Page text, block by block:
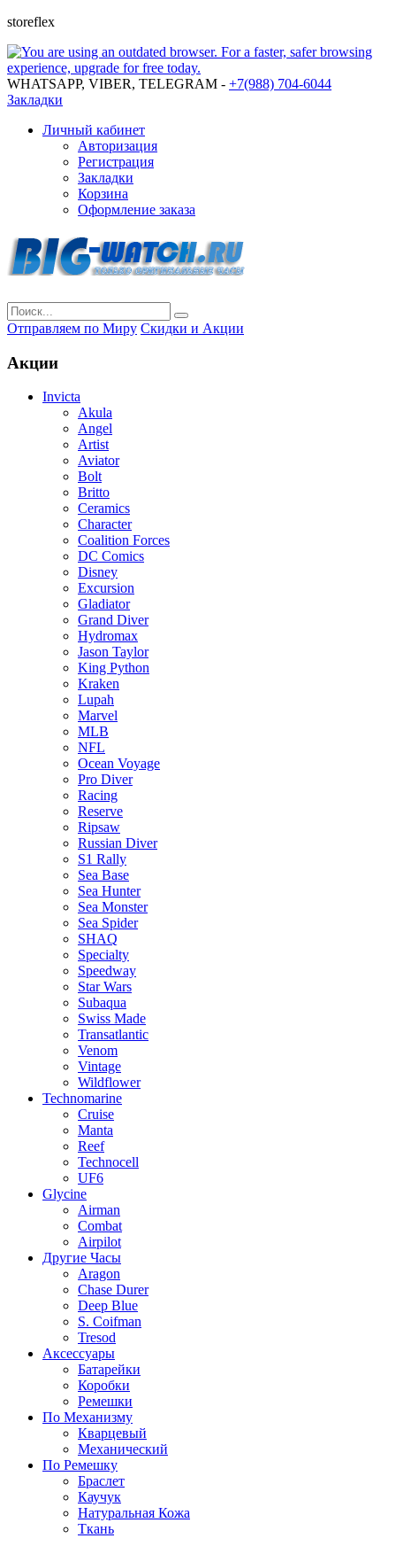
storeflex
WHATSAPP, VIBER, TELEGRAM - +7(988) 704-6044
Закладки
Личный кабинет
Авторизация
Регистрация
Закладки
Корзина
Оформление заказа
Отправляем по Миру Скидки и Акции
Акции
Invicta
Akula
Angel
Artist
Aviator
Bolt
Britto
Ceramics
Character
Coalition Forces
DC Comics
Disney
Excursion
Gladiator
Grand Diver
Hydromax
Jason Taylor
King Python
Kraken
Lupah
Marvel
MLB
NFL
Ocean Voyage
Pro Diver
Racing
Reserve
Ripsaw
Russian Diver
S1 Rally
Sea Base
Sea Hunter
Sea Monster
Sea Spider
SHAQ
Specialty
Speedway
Star Wars
Subaqua
Swiss Made
Transatlantic
Venom
Vintage
Wildflower
Technomarine
Cruise
Manta
Reef
Technocell
UF6
Glycine
Airman
Combat
Airpilot
Другие Часы
Aragon
Chase Durer
Deep Blue
S. Coifman
Tresod
Аксессуары
Батарейки
Коробки
Ремешки
По Механизму
Кварцевый
Механический
По Ремешку
Браслет
Каучук
Натуральная Кожа
Ткань